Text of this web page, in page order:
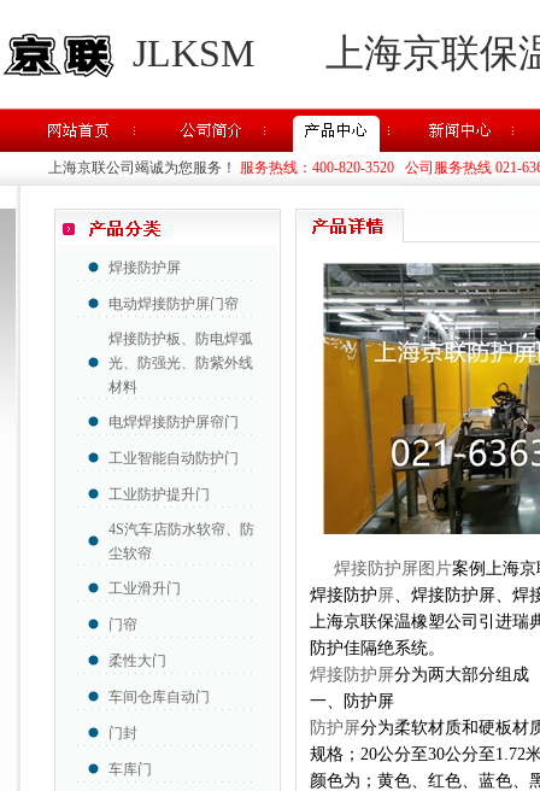
JLKSM 上海京联
上海京联公司竭诚为您服务！ 服务热线：400-820-3520 公司服务热线 021-
焊接防护屏
电动焊接防护屏门帘
焊接防护板、防电焊弧
光、防强光、防紫外线
材料
电焊焊接防护屏帘门
工业智能自动防护门
工业防护提升门
4S汽车店防水软帘、防
尘软帘
工业滑升门
门帘
柔性大门
车间仓库自动门
门封
车库门
焊接防护屏图片案例上海
焊接防护屏、焊接防护屏、焊
上海京联保温橡塑公司引进瑞
防护佳隔绝系统。
焊接防护屏分为两大部分组成
一、防护屏
防护屏分为柔软材质和硬板材
规格；20公分至30公分至1.72
颜色为；黄色、红色、蓝色、